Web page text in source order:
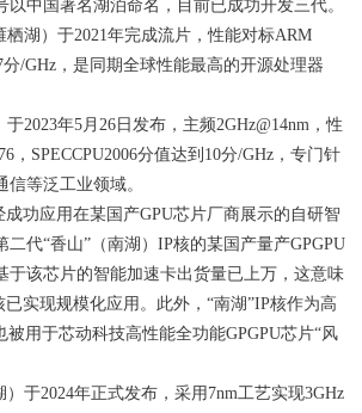
以中国著名湖泊命名，目前已成功开发三代。
栖湖）于2021年完成流片，性能对标ARM
分/GHz，是同期全球性能最高的开源处理器
2023年5月26日发布，主频2GHz@14nm，性
，SPECCPU2006分值达到10分/GHz，专门针
等泛工业领域。
成功应用在某国产GPU芯片厂商展示的自研智
二代“香山”（南湖）IP核的某国产量产GPGPU
于该芯片的智能加速卡出货量已上万，这意味
已实现规模化应用。此外，“南湖”IP核作为高
被用于芯动科技高性能全功能GPGPU芯片“风
）于2024年正式发布，采用7nm工艺实现3GHz